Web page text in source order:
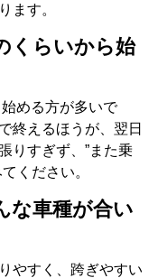
ます。
くらいから始
める方が多いで
終えるほうが、翌日
りすぎず、”また乗
ください。
な車種が合い
やすく、跨ぎやすい